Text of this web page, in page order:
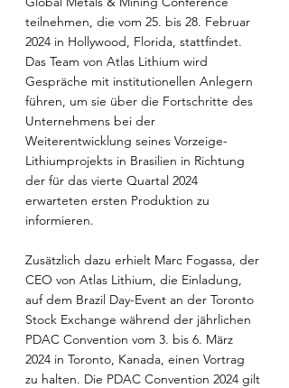
teilnehmen, die vom 25. bis 28. Februar
2024 in Hollywood, Florida, stattfindet.
Das Team von Atlas Lithium wird
Gespräche mit institutionellen Anlegern
führen, um sie über die Fortschritte des
Unternehmens bei der
Weiterentwicklung seines Vorzeige-
Lithiumprojekts in Brasilien in Richtung
der für das vierte Quartal 2024
erwarteten ersten Produktion zu
informieren.
Zusätzlich dazu erhielt Marc Fogassa, der
CEO von Atlas Lithium, die Einladung,
auf dem Brazil Day-Event an der Toronto
Stock Exchange während der jährlichen
PDAC Convention vom 3. bis 6. März
2024 in Toronto, Kanada, einen Vortrag
zu halten. Die PDAC Convention 2024 gilt